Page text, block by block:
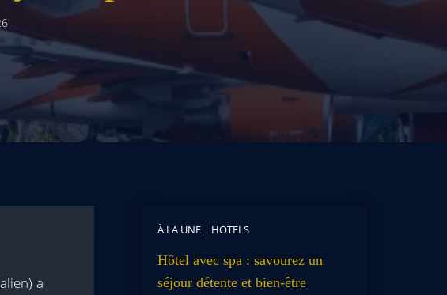
a
À LA UNE| HOTELS
Hôtel avec spa : savourez un
séjour détente et bien-être